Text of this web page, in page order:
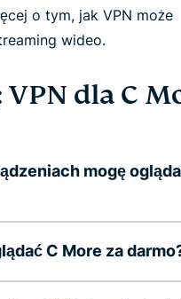
o tym, jak VPN może
wideo.
VPN dla C
mogę
C More za